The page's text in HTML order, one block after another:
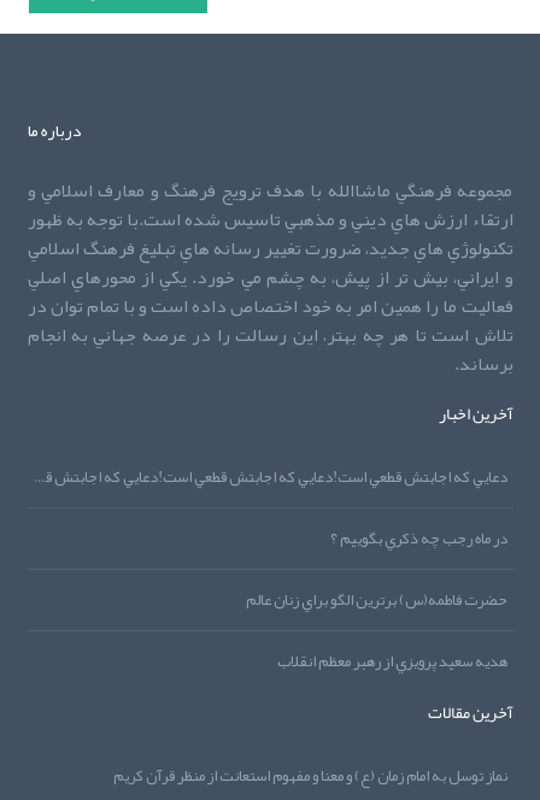
درباره ما
مجموعه فرهنگي ماشاالله با هدف ترويج فرهنگ و معارف اسلامي و
ارتقاء ارزش هاي ديني و مذهبي تاسيس شده است.با توجه به ظهور
تکنولوژي هاي جديد، ضرورت تغيير رسانه هاي تبليغ فرهنگ اسلامي
و ايراني، بيش تر از پيش، به چشم مي خورد. يکي از محورهاي اصلي
فعاليت ما را همين امر به خود اختصاص داده است و با تمام توان در
تلاش است تا هر چه بهتر، اين رسالت را در عرصه جهاني به انجام
برساند.
آخرین اخبار
دعايي که اجابتش قطعي است!دعايي که اجابتش قطعي است!دعايي که اجابتش قطعي است!
در ماه رجب چه ذکري بگوييم ؟
حضرت فاطمه(س) برترين الگو براي زنان عالم
هديه‌‌ سعيد پرويزي از رهبر معظم انقلاب
آخرین مقالات
نماز توسل به امام زمان (ع) و معنا و مفهوم استعانت از منظر قرآن کريم